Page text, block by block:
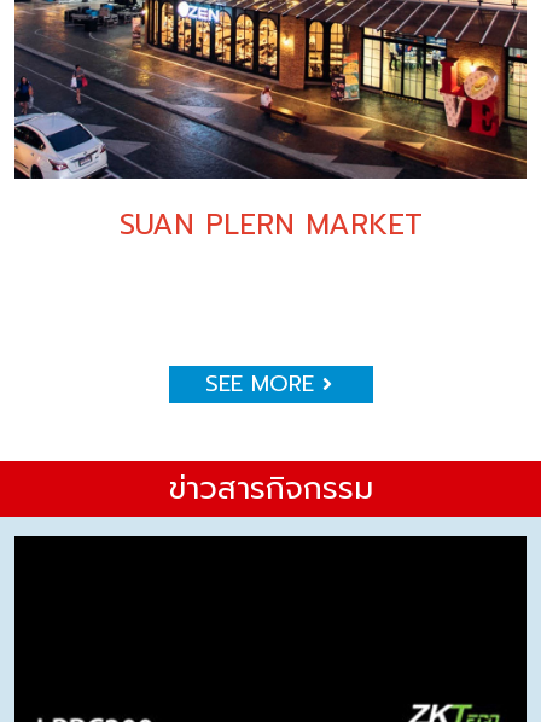
SUAN PLERN MARKET
SEE MORE
ข่าวสารกิจกรรม